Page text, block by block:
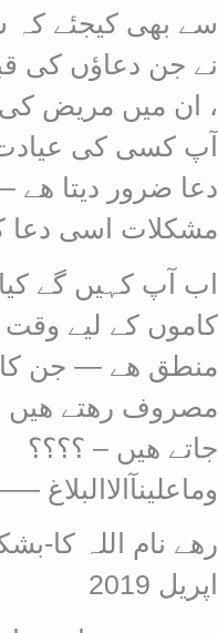
سے بھی کیجئے کہ
نے جن دعاؤں کی
، ان میں مریض
آپ کسی کی
دعا ضرور دیتا ھے
مشکلات اسی دعا
اب آپ کہیں گے
کاموں کے لیے
منطق ھے — جن
مصروف رھتے ھیں
جاتے ھیں – ؟؟؟؟
وماعلینآالاالبلاغ
اپریل 2019